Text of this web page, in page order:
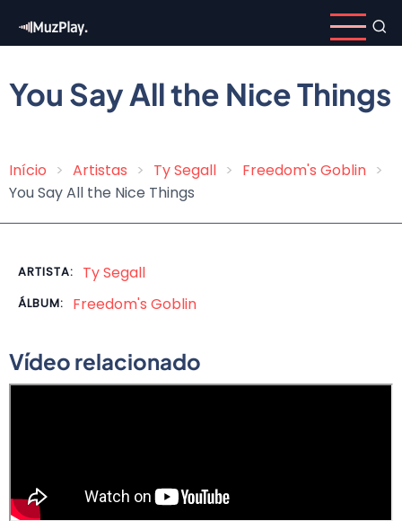
para
conteúdo
principal
You Say All the Nice Things
Trilha
Início Artistas Ty Segall
Freedom's Goblin
You Say All the Nice Things
ARTISTA: Ty Segall
ÁLBUM: Freedom's Goblin
Vídeo relacionado